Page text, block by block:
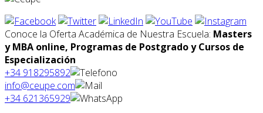
Conoce la Oferta Académica de Nuestra Escuela: Masters
y MBA online, Programas de Postgrado y Cursos de
Especialización
+34 918295892
info@ceupe.com
+34 621365929